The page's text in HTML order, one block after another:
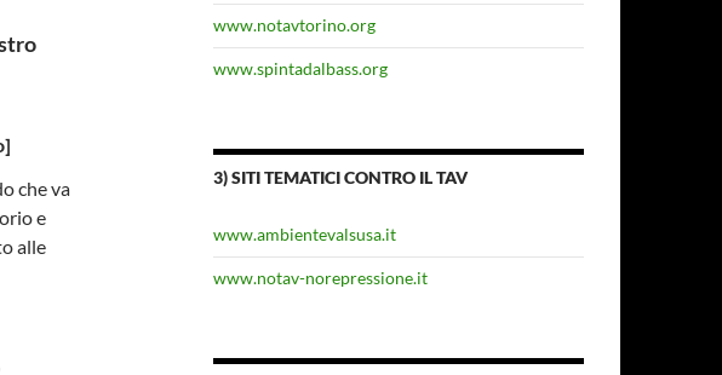
che va
e
alle
www.notavtorino.org
www.spintadalbass.org
3) SITI TEMATICI CONTRO IL TAV
www.ambientevalsusa.it
www.notav-norepressione.it